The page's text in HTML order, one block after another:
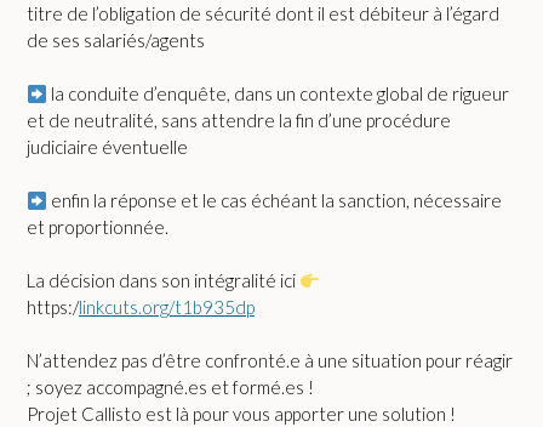
titre de l’obligation de sécurité dont il est débiteur à l’égard
de ses salariés/agents
la conduite d’enquête, dans un contexte global de rigueur
et de neutralité, sans attendre la fin d’une procédure
judiciaire éventuelle
enfin la réponse et le cas échéant la sanction, nécessaire
et proportionnée.
La décision dans son intégralité ici
https:/linkcuts.org/t1b935dp
N’attendez pas d’être confronté.e à une situation pour réagir
; soyez accompagné.es et formé.es !
Projet Callisto est là pour vous apporter une solution !